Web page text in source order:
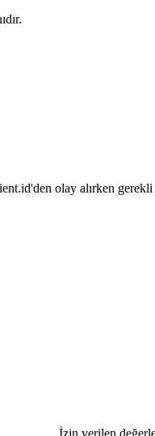
olay alırken gerekli
İzin verilen